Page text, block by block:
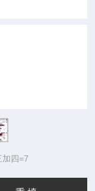
四=7